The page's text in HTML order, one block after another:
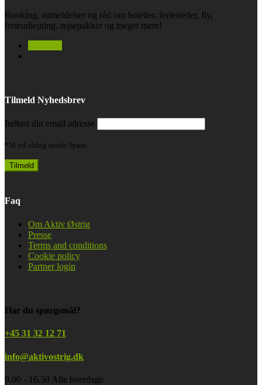
Booking, anmeldelser og råd om hoteller, feriesteder, fly,
ferieudlejning, rejsepakker og meget mere!
Tilmeld Nyhedsbrev
Indtast din email adresse
*Vi vil aldrig sende Spam
Faq
Om Aktiv Østrig
Presse
Terms and conditions
Cookie policy
Partner login
Har du spørgsmål?
+45 31 32 12 71
info@aktivostrig.dk
9.00 - 16.30 Alle hverdage